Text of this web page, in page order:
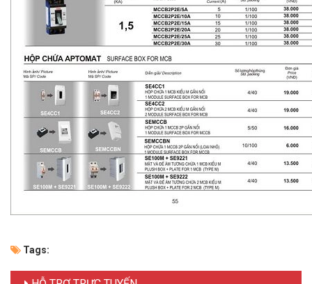
Tags: